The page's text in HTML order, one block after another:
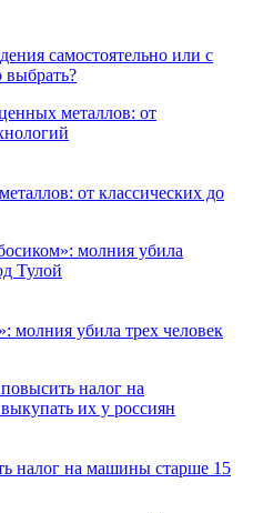
самостоятельно или с
от классических до
молния убила трех человек
налог на машины старше 15